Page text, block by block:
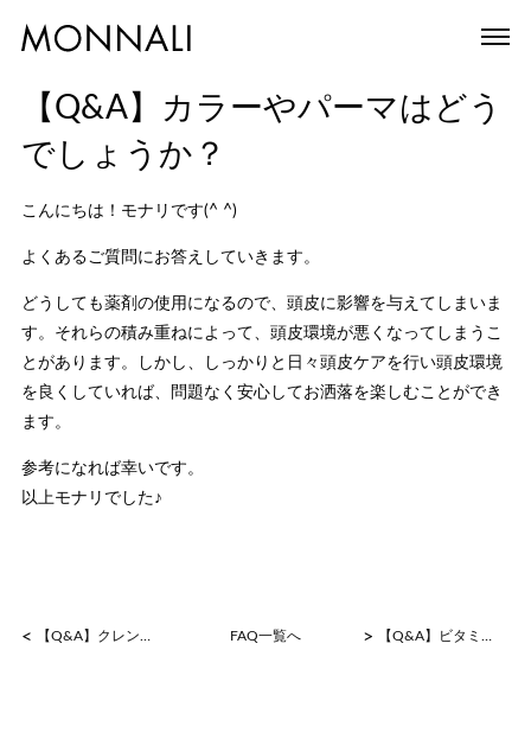
【Q&A】カラーやパーマはどう
でしょうか？
こんにちは！モナリです(^ ^)
よくあるご質問にお答えしていきます。
どうしても薬剤の使用になるので、頭皮に影響を与えてしまいま
す。それらの積み重ねによって、頭皮環境が悪くなってしまうこ
とがあります。しかし、しっかりと日々頭皮ケアを行い頭皮環境
を良くしていれば、問題なく安心してお洒落を楽しむことができ
ます。
参考になれば幸いです。
以上モナリでした♪
< 【Q&A】クレンジングはマツエクをしていても使用可能でしょうか？ FAQ一覧へ > 【Q&A】ビタミンCは一日に摂取できる量に限界がありますが、シナジーはその量を超えても摂取できるのですか？